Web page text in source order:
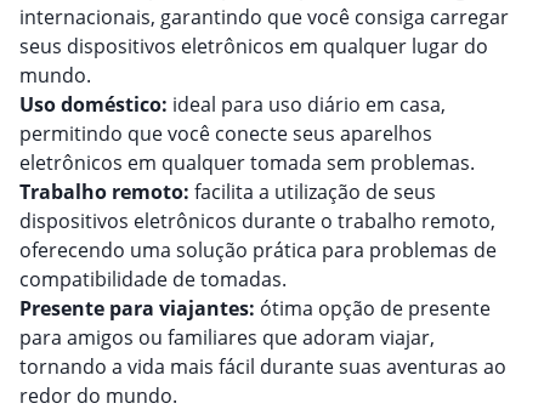
internacionais, garantindo que você consiga carregar
seus dispositivos eletrônicos em qualquer lugar do
mundo.
Uso doméstico: ideal para uso diário em casa,
permitindo que você conecte seus aparelhos
eletrônicos em qualquer tomada sem problemas.
Trabalho remoto: facilita a utilização de seus
dispositivos eletrônicos durante o trabalho remoto,
oferecendo uma solução prática para problemas de
compatibilidade de tomadas.
Presente para viajantes: ótima opção de presente
para amigos ou familiares que adoram viajar,
tornando a vida mais fácil durante suas aventuras ao
redor do mundo.